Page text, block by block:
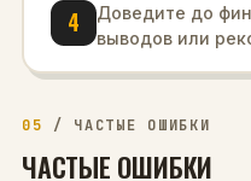
4
Доведите до
выводов или
05 / ЧАСТЫЕ ОШИБКИ
ЧАСТЫЕ ОШИБКИ